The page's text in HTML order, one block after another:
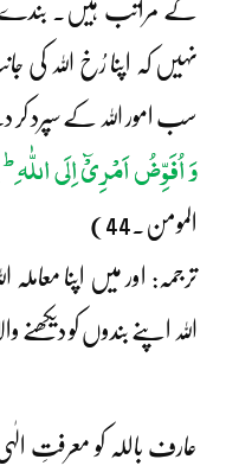
کے مراتب ہیں۔
نہیں کہ اپنا رُخ اللہ کی
سب امور اللہ کے سپرد
وَ اُفَوِّضُ اَمْرِیْٓ اِلَی اللّٰہ ِط
المومن۔44)
ترجمہ: اور میں اپنا
اللہ اپنے بندوں کو دیکھنے
عارف باللہ کو معرفتِ